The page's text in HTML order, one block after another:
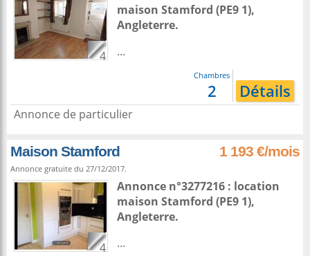
4
maison Stamford (PE9 1),
Angleterre.
...
Chambres
2 Détails
Annonce de particulier
Maison Stamford 1 193 €/mois
Annonce gratuite du 27/12/2017.
4
Annonce n°3277216 : location
maison Stamford (PE9 1),
Angleterre.
...